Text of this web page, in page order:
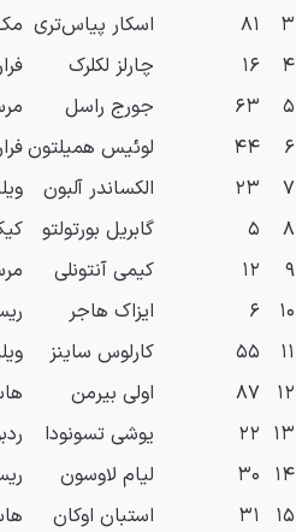
۳
۸۱ اسکار پیاس‌تری
۴
۱۶ چارلز لکلرک
۵
۶۳ جورج راسل
۶
۴۴ لوئیس همیلتون
۷
۲۳ الکساندر آلبون
۸
۵ گابریل بورتولتو
۹
۱۲ کیمی آنتونلی
۱۰
۶ ایزاک هاجر
۱۱
۵۵ کارلوس ساینز
۱۲
۸۷ اولی بیرمن
۱۳ ۲۲ یوشی تسونودا
۱۴ ۳۰ لیام لاوسون
۱۵
۳۱ استبان اوکان